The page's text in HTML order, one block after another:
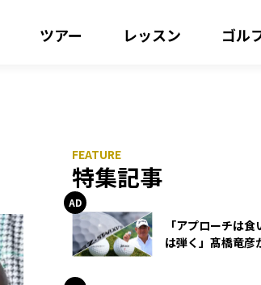
ツアー レッスン ゴル
特集記事
「アプローチは
は弾く」髙橋竜彦